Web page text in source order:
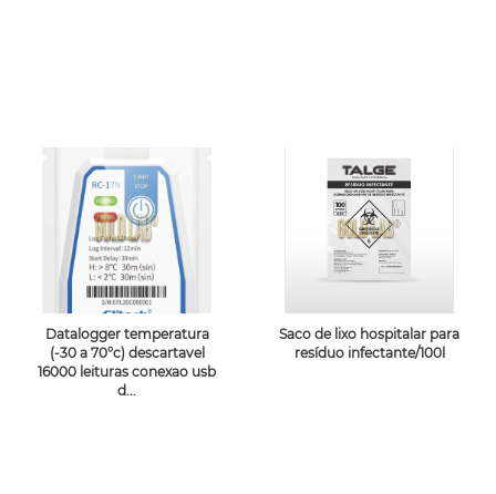
Datalogger temperatura
(-30 a 70°c) descartavel
16000 leituras conexao usb
d...
Saco de lixo hospitalar para
resíduo infectante/100l